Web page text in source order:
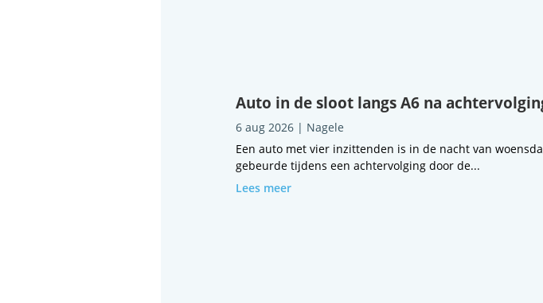
Auto in de sloot langs A6 na
6 aug 2026| Nagele
Een auto met vier inzittenden is in de nacht van
gebeurde tijdens een achtervolging door de...
Lees meer